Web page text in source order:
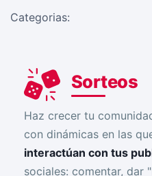
Categorias:
Sorteos
Haz crecer tu
con dinámicas en las
interactúan con tus
sociales: comentar, dar